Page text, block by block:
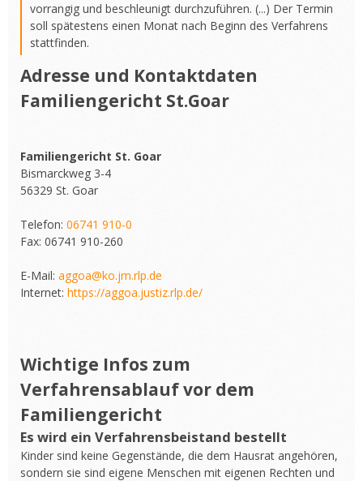
vorrangig und beschleunigt durchzuführen. (...) Der Termin
soll spätestens einen Monat nach Beginn des Verfahrens
stattfinden.
Adresse und Kontaktdaten
Familiengericht St.Goar
Familiengericht St. Goar
Bismarckweg 3-4
56329 St. Goar
Telefon: 06741 910-0
Fax: 06741 910-260
E-Mail: aggoa@ko.jm.rlp.de
Internet: https://aggoa.justiz.rlp.de/
Wichtige Infos zum
Verfahrensablauf vor dem
Familiengericht
Es wird ein Verfahrensbeistand bestellt
Kinder sind keine Gegenstände, die dem Hausrat angehören,
sondern sie sind eigene Menschen mit eigenen Rechten und